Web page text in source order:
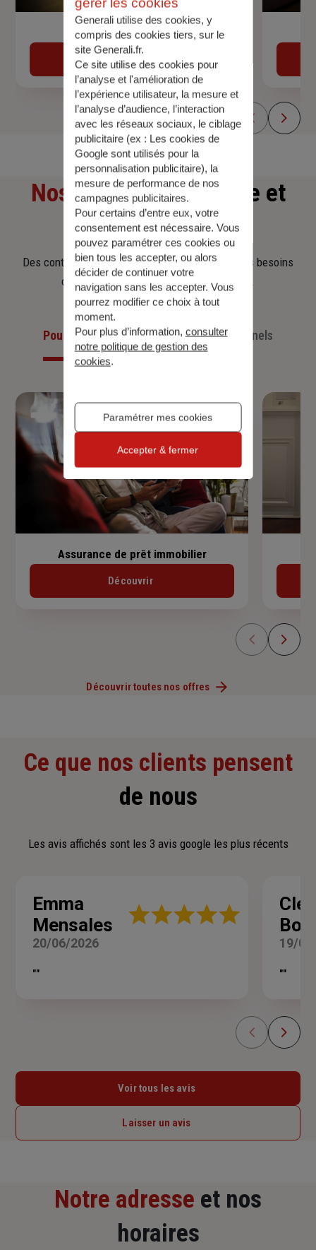
Devis assurance auto
Obtenir une estimation
Nos offresd'assurance et
d'épargne
Des contrats clairs et flexibles pour sécuriser vos besoins
d’aujourd’hui et anticiper ceux de demain.
Pour les particuliersPour les professionnels
Assurance de prêt immobilier
Découvrir
Découvrir toutes nos offres
Ce que nos clients pensent
de nous
Les avis affichés sont les 3 avis google les plus récents
Emma
Mensales
Note
20/06/2026
""
19/
""
Voir tous les avis
Laisser un avis
Notre adresse et nos
horaires
Generali utilise des cookies, y
compris des cookies tiers, sur le
site Generali.fr.
Ce site utilise des cookies pour
l’analyse et l'amélioration de
l’expérience utilisateur, la mesure et
l’analyse d’audience, l’interaction
avec les réseaux sociaux, le ciblage
publicitaire (ex : Les cookies de
Google sont utilisés pour la
personnalisation publicitaire), la
mesure de performance de nos
campagnes publicitaires.
Pour certains d’entre eux, votre
consentement est nécessaire. Vous
pouvez paramétrer ces cookies ou
bien tous les accepter, ou alors
décider de continuer votre
navigation sans les accepter. Vous
pourrez modifier ce choix à tout
moment.
Pour plus d’information, consulter
notre politique de gestion des
cookies.
Paramétrer mes cookies
Accepter & fermer